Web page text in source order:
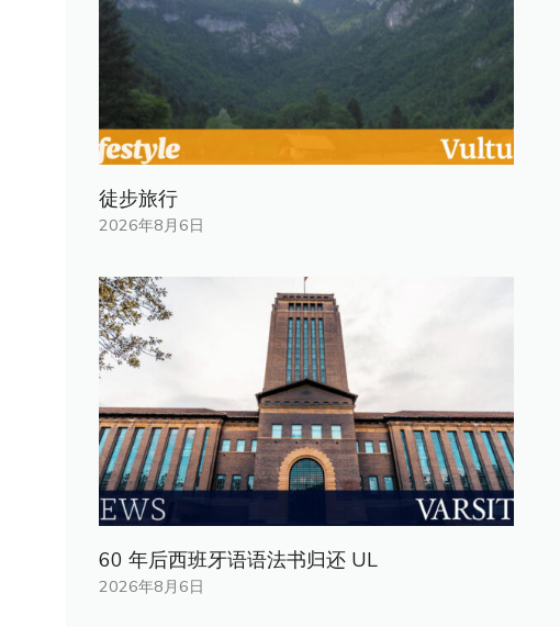
徒步旅行
2026年8月6日
60 年后西班牙语语法书归还 UL
2026年8月6日